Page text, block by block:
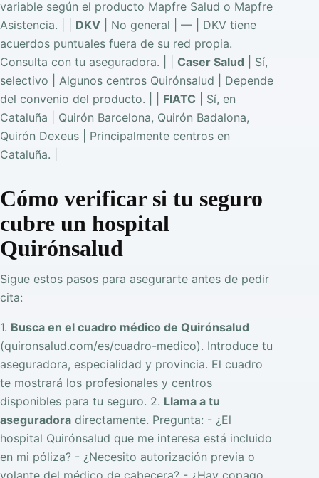
variable según el producto Mapfre Salud o Mapfre
Asistencia. | | DKV | No general | — | DKV tiene
acuerdos puntuales fuera de su red propia.
Consulta con tu aseguradora. | | Caser Salud | Sí,
selectivo | Algunos centros Quirónsalud | Depende
del convenio del producto. | | FIATC | Sí, en
Cataluña | Quirón Barcelona, Quirón Badalona,
Quirón Dexeus | Principalmente centros en
Cataluña. |
Cómo verificar si tu seguro
cubre un hospital
Quirónsalud
Sigue estos pasos para asegurarte antes de pedir
cita:
1. Busca en el cuadro médico de Quirónsalud
(quironsalud.com/es/cuadro-medico). Introduce tu
aseguradora, especialidad y provincia. El cuadro
te mostrará los profesionales y centros
disponibles para tu seguro. 2. Llama a tu
aseguradora directamente. Pregunta: - ¿El
hospital Quirónsalud que me interesa está incluido
en mi póliza? - ¿Necesito autorización previa o